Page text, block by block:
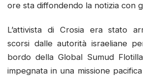
ore sta diffondendo la notizia con
L’attivista di Crosia era stato
scorsi dalle autorità israeliane
bordo della Global Sumud
impegnata in una missione